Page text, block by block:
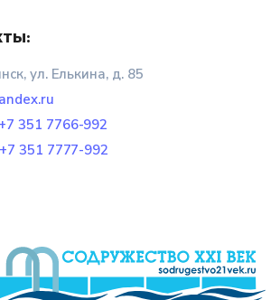
ул. Елькина, д. 85
+7 351 7766-992
+7 351 7777-992